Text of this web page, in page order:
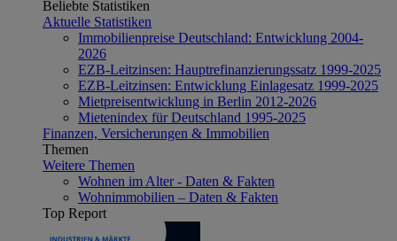
Beliebte Statistiken
Aktuelle Statistiken
Immobilienpreise Deutschland: Entwicklung 2004-
2026
EZB-Leitzinsen: Hauptrefinanzierungssatz 1999-2025
EZB-Leitzinsen: Entwicklung Einlagesatz 1999-2025
Mietpreisentwicklung in Berlin 2012-2026
Mietenindex für Deutschland 1995-2025
Finanzen, Versicherungen & Immobilien
Themen
Weitere Themen
Wohnen im Alter - Daten & Fakten
Wohnimmobilien – Daten & Fakten
Top Report